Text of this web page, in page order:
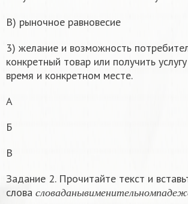
В) рыночное равновесие
3) желание и возможность
конкретный товар или получить
время и конкретном месте.
А
Б
В
Задание 2. Прочитайте текст и
слова
сл о в а д а н ыв име н и т ел ьн омп а д е ж
сл оваданывим енит ельном